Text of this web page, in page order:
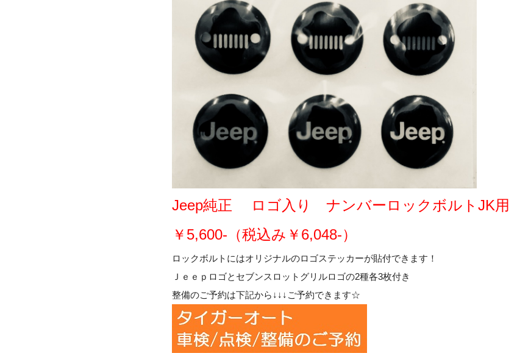
Jeep純正 ロゴ入り ナンバーロックボルトJK用
￥5,600-（税込み￥6,048-）
ロックボルトにはオリジナルのロゴステッカーが貼付できます！
Ｊｅｅｐロゴとセブンスロットグリルロゴの2種各3枚付き
整備のご予約は下記から↓↓↓ご予約できます☆